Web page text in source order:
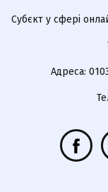
Cубєкт у сфері
Адреса: